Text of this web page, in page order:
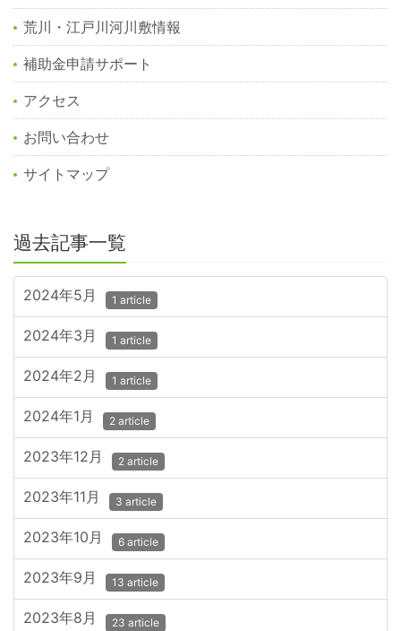
荒川・江戸川河川敷情報
補助金申請サポート
アクセス
お問い合わせ
サイトマップ
過去記事一覧
2024年5月 1 article
2024年3月 1 article
2024年2月 1 article
2024年1月 2 article
2023年12月 2 article
2023年11月 3 article
2023年10月 6 article
2023年9月 13 article
2023年8月 23 article